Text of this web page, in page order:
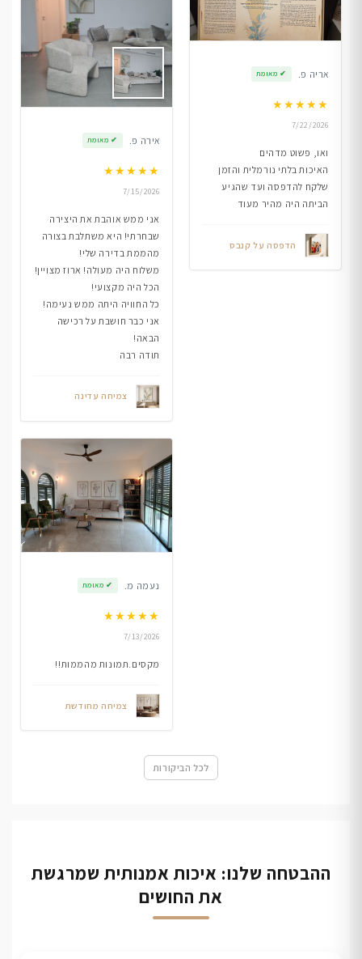
אריה פ. ✔ מאומת
★★★★★
7/22/2026
ואו, פשוט מדהים
האיכות בלתי נורמלית והזמן
שלקח להדפסה ועד שהגיע
הביתה היה מהיר מעוד
הדפסה על קנבס
אירה פ. ✔ מאומת
★★★★★
7/15/2026
אני ממש אוהבת את היצירה
שבחרתי! היא משתלבת בצורה
מהממת בדירה שלי!
משלוח היה מעולה! ארוז מצויין!
הכל היה מקצועי!
כל החוויה היתה ממש נעימה!
אני כבר חושבת על רכישה
הבאה!
תודה רבה
צמיחה עדינה
נעמה מ. ✔ מאומת
★★★★★
7/13/2026
מקסים.תמונות מהממות!!
צמיחה מחודשת
לכל הביקורות
ההבטחה שלנו: איכות אמנותית שמרגשת
את החושים